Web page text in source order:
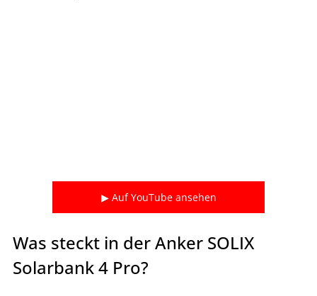
▶ Auf YouTube ansehen
Was steckt in der Anker SOLIX
Solarbank 4 Pro?